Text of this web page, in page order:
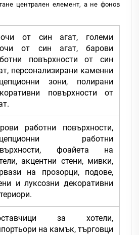
централен елемент, а не фонов
от син агат, големи
от син агат, барови
повърхности от син
персонализирани каменни
зони, полирани
повърхности от
работни повърхности,
работни
фоайета на
акцентни стени, мивки,
на прозорци, подове,
и луксозни декоративни
за хотели,
на камък, търговци